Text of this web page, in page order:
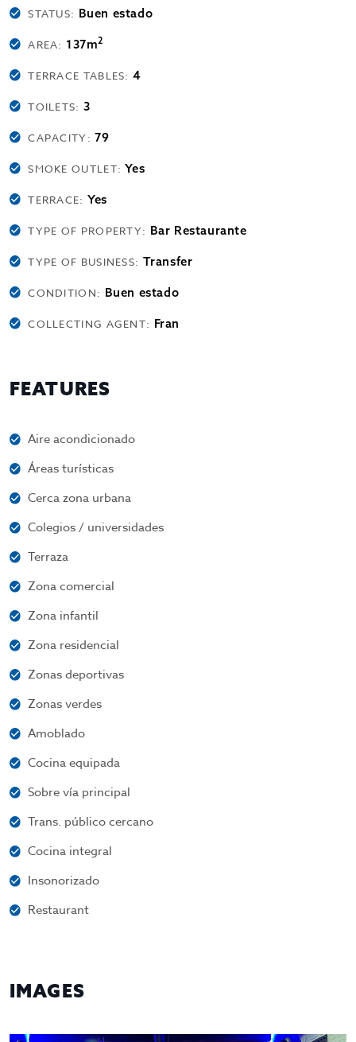
STATUS: Buen estado
AREA: 137m2
TERRACE TABLES:4
TOILETS: 3
CAPACITY:79
SMOKE OUTLET:Yes
TERRACE: Yes
TYPE OF PROPERTY: Bar Restaurante
TYPE OF BUSINESS: Transfer
CONDITION: Buen estado
COLLECTING AGENT: Fran
FEATURES
Aire acondicionado
Áreas turísticas
Cerca zona urbana
Colegios / universidades
Terraza
Zona comercial
Zona infantil
Zona residencial
Zonas deportivas
Zonas verdes
Amoblado
Cocina equipada
Sobre vía principal
Trans. público cercano
Cocina integral
Insonorizado
Restaurant
IMAGES